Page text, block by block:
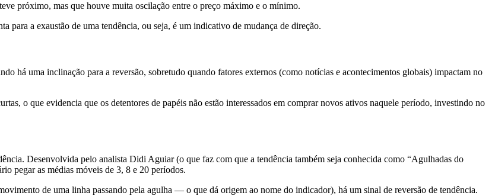
próximo, mas que houve muita oscilação entre o preço máximo e o mínimo.
para a exaustão de uma tendência, ou seja, é um indicativo de mudança de direção.
há uma inclinação para a reversão, sobretudo quando fatores externos (como notícias e acontecimentos globais) impactam no
o que evidencia que os detentores de papéis não estão interessados em comprar novos ativos naquele período, investindo no
Desenvolvida pelo analista Didi Aguiar (o que faz com que a tendência também seja conhecida como “Agulhadas do
pegar as médias móveis de 3, 8 e 20 períodos.
de uma linha passando pela agulha — o que dá origem ao nome do indicador), há um sinal de reversão de tendência.